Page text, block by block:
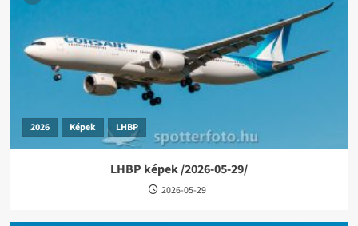
2026 Képek LHBP
LHBP képek /2026-05-29/
2026-05-29